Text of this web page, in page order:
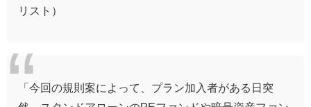
リスト）
「今回の規則案によって、プラン加入者がある日突